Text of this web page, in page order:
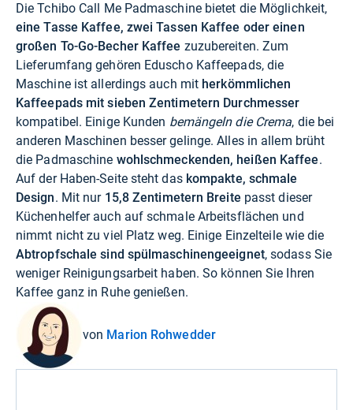
Die Tchibo Call Me Padmaschine bietet die Möglichkeit,
eine Tasse Kaffee, zwei Tassen Kaffee oder einen
großen To-Go-Becher Kaffee zuzubereiten. Zum
Lieferumfang gehören Eduscho Kaffeepads, die
Maschine ist allerdings auch mit herkömmlichen
Kaffeepads mit sieben Zentimetern Durchmesser
kompatibel. Einige Kunden bemängeln die Crema, die bei
anderen Maschinen besser gelinge. Alles in allem brüht
die Padmaschine wohlschmeckenden, heißen Kaffee.
Auf der Haben-Seite steht das kompakte, schmale
Design. Mit nur 15,8 Zentimetern Breite passt dieser
Küchenhelfer auch auf schmale Arbeitsflächen und
nimmt nicht zu viel Platz weg. Einige Einzelteile wie die
Abtropfschale sind spülmaschinengeeignet, sodass Sie
weniger Reinigungsarbeit haben. So können Sie Ihren
Kaffee ganz in Ruhe genießen.
von Marion Rohwedder